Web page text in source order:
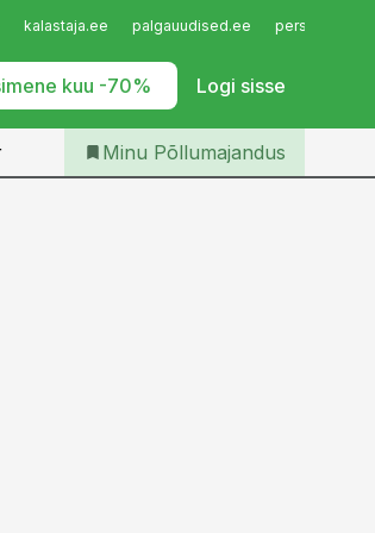
kalastaja.ee palgauudised.ee
kuu -70% Logi sisse
Iseteenindus
Telli Põllumajandus
Minu Põllumajandus